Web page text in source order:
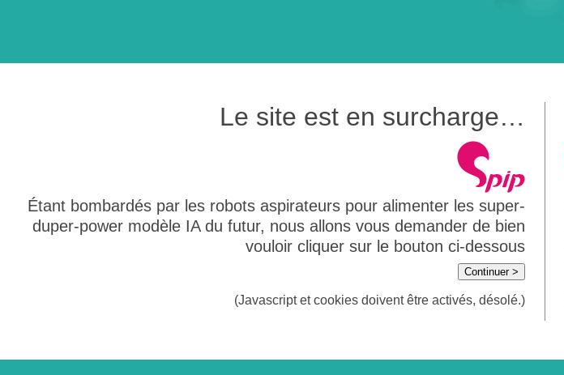
Le site est en surcharge…
Étant bombardés par les robots aspirateurs pour alimenter les super-
duper-power modèle IA du futur, nous allons vous demander de bien
vouloir cliquer sur le bouton ci-dessous
Continuer >
(Javascript et cookies doivent être activés, désolé.)